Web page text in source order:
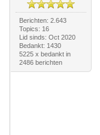
Berichten: 2.643
Topics: 16
Lid sinds: Oct 2020
Bedankt: 1430
5225 x bedankt in
2486 berichten